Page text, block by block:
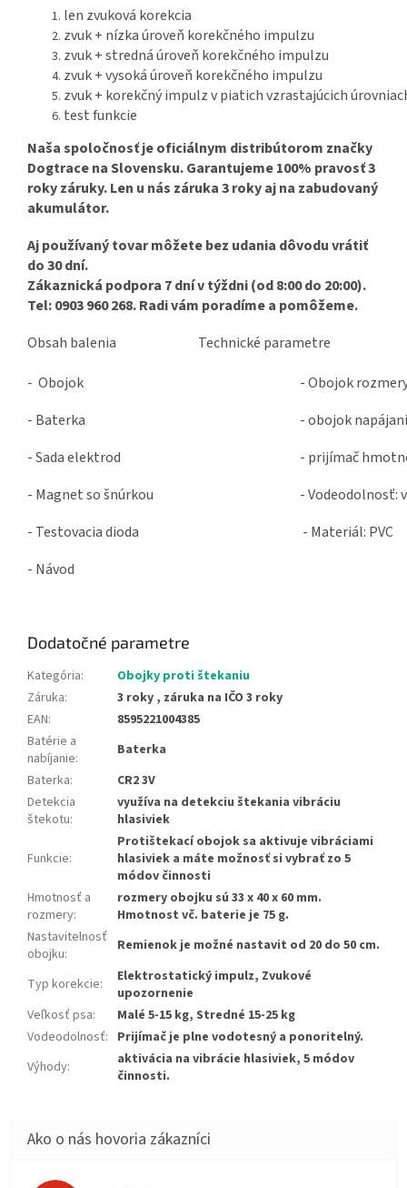
len zvuková korekcia
zvuk + nízka úroveň korekčného impulzu
zvuk + stredná úroveň korekčného impulzu
zvuk + vysoká úroveň korekčného impulzu
zvuk + korekčný impulz v piatich vzrastajúcich
test funkcie
Naša spoločnosť je oficiálnym distribútorom značky
Dogtrace na Slovensku. Garantujeme 100% pravosť 3
roky záruky. Len u nás záruka 3 roky aj na zabudovaný
akumulátor.
Aj používaný tovar môžete bez udania dôvodu vrátiť
do 30 dní.
Zákaznická podpora 7 dní v týždni (od 8:00 do 20:00).
Tel: 0903 960 268. Radi vám poradíme a pomôžeme.
Obsah balenia
Technické parametre
- Obojok
- Baterka
- Sada elektrod
- Magnet so šnúrkou
- Testovacia dioda
- Návod
- Obojok
- obojok
- prijímač
- Vodeodolnosť:
- Materiál: PVC
Dodatočné parametre
Kategória:
Obojky proti štekaniu
Záruka:
3 roky , záruka na IČO 3 roky
EAN:
8595221004385
Batérie a
nabíjanie:
Baterka
Baterka:
CR2 3V
Detekcia
štekotu:
využíva na detekciu štekania vibráciu
hlasiviek
Funkcie:
Protištekací obojok sa aktivuje vibráciami
hlasiviek a máte možnosť si vybrať zo 5
módov činnosti
Hmotnosť a
rozmery:
rozmery obojku sú 33 x 40 x 60 mm.
Hmotnost vč. baterie je 75 g.
Nastavitelnosť
obojku: Remienok je možné nastavit od 20 do 50 cm.
Typ korekcie:
Elektrostatický impulz, Zvukové
upozornenie
Veľkosť psa:
Malé 5-15 kg, Stredné 15-25 kg
Vodeodolnosť: Prijímač je plne vodotesný a ponoritelný.
Výhody:
aktivácia na vibrácie hlasiviek, 5 módov
činnosti.